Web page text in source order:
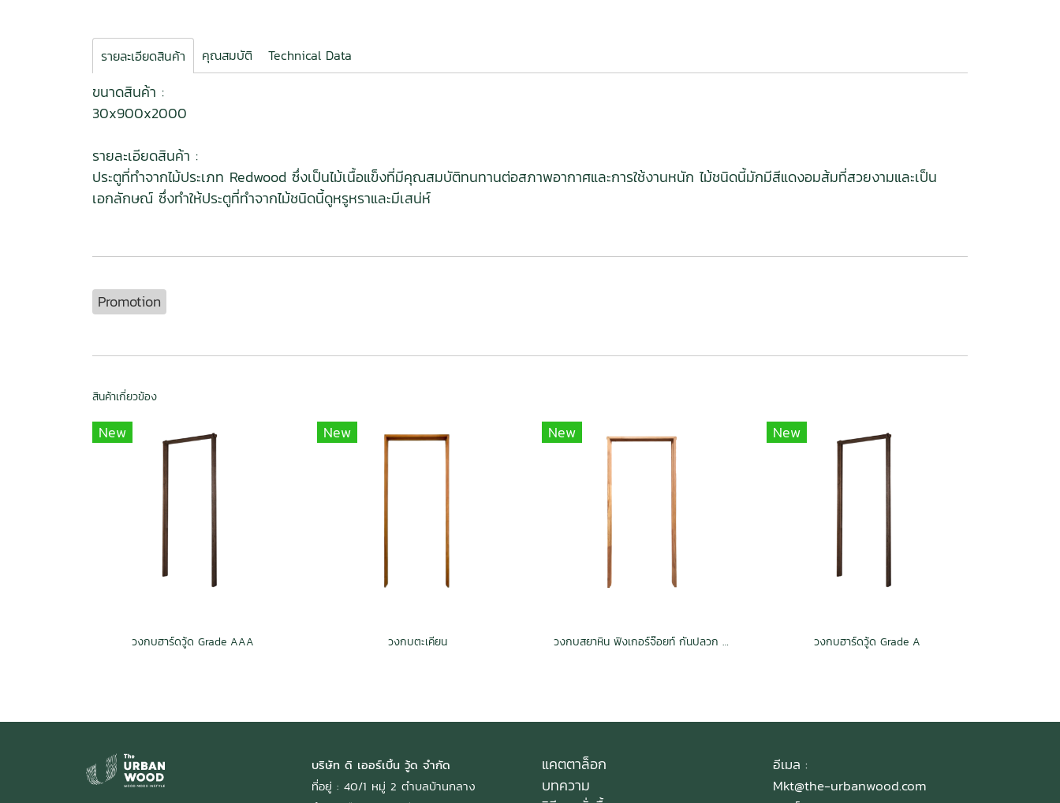
รายละเอียดสินค้า คุณสมบัติ Technical Data
ขนาดสินค้า :
30x900x2000
รายละเอียดสินค้า :
ประตูที่ทำจากไม้ประเภท Redwood ซึ่งเป็นไม้เนื้อแข็งที่มีคุณสมบัติทนทานต่อสภาพอากาศและการใช้งานหนัก ไม้ชนิดนี้มักมีสีแดงอมส้มที่สวยงามและเป็น
เอกลักษณ์ ซึ่งทำให้ประตูที่ทำจากไม้ชนิดนี้ดูหรูหราและมีเสน่ห์
Promotion
สินค้าเกี่ยวข้อง
New
วงกบฮาร์ดวู้ด Grade AAA
New
วงกบตะเคียน
New
วงกบสยาหิน ฟิงเกอร์จ๊อยท์ กันปลวก H3.2
New
วงกบฮาร์ดวู้ด Grade A
บริษัท ดิ เออร์เบิ้น วู้ด จำกัด
ที่อยู่ : 40/1 หมู่ 2 ตำบลบ้านกลาง
แคตตาล็อก
บทความ
อีเมล :
Mkt@the-urbanwood.com